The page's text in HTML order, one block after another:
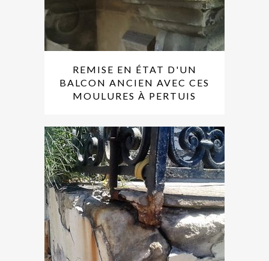
REMISE EN ÉTAT D'UN
BALCON ANCIEN AVEC CES
MOULURES À PERTUIS